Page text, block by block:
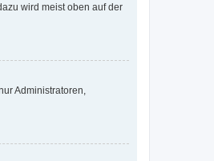
wird meist oben auf der
Administratoren,